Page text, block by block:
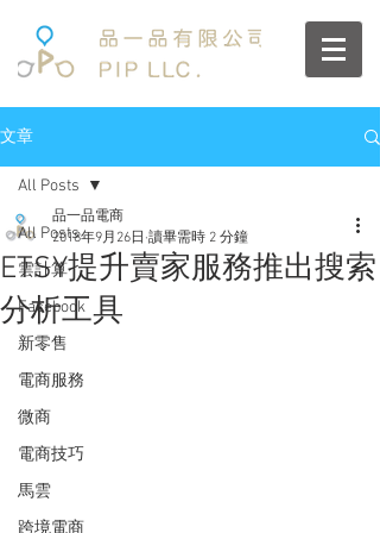
文章
All Posts
雲計算
Facebook
新零售
電商服務
微商
電商技巧
馬雲
跨境電商
All Posts
ETSY提升賣家服務推出搜索
分析工具
品一品電商
2018年9月26日 讀畢需時 2 分鐘